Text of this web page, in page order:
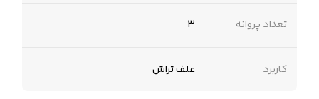
تعداد پروانه 3
کاربرد علف تراش